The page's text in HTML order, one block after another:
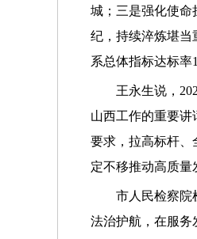
城；三是强化使命
纪，持续淬炼堪当
系总体指标达标率
王永生说，
山西工作的重要
要求，拉高标杆、
定不移推动高质量
市人民检察院
法治护航，在服务